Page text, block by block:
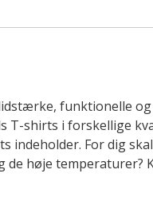
funktionelle
T-shirts i forskellige
indeholder. For dig
høje temperaturer?